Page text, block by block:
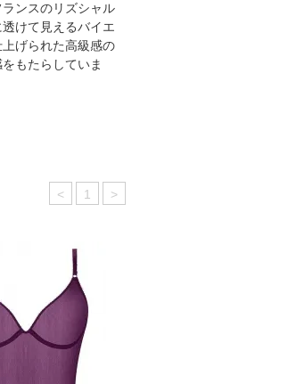
ンスのリズシャル
けて見えるバイエ
げられた高級感の
もたらしていま
< 1 >